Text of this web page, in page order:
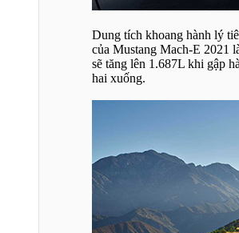
Dung tích khoang hành lý
của Mustang Mach-E 2021
sẽ tăng lên 1.687L khi gập
hai xuống.